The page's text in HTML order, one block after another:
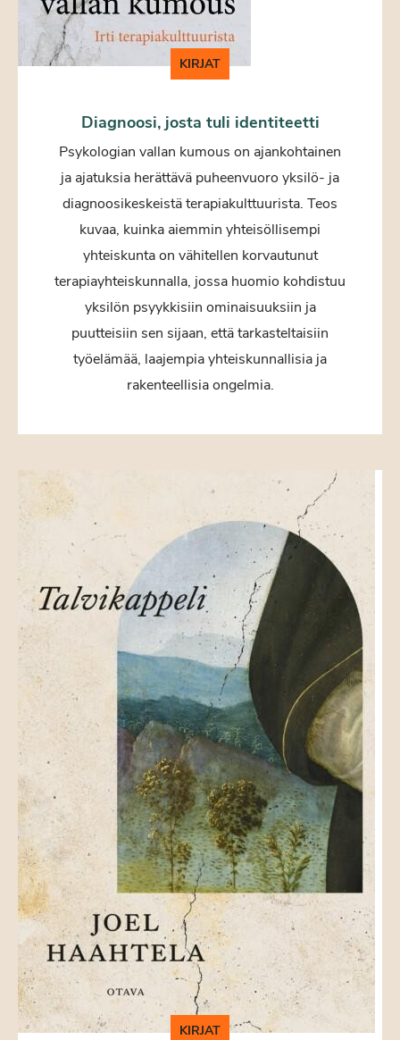
KIRJAT
Diagnoosi, josta tuli identiteetti
Psykologian vallan kumous on ajankohtainen
ja ajatuksia herättävä puheenvuoro yksilö- ja
diagnoosikeskeistä terapiakulttuurista. Teos
kuvaa, kuinka aiemmin yhteisöllisempi
yhteiskunta on vähitellen korvautunut
terapiayhteiskunnalla, jossa huomio kohdistuu
yksilön psyykkisiin ominaisuuksiin ja
puutteisiin sen sijaan, että tarkasteltaisiin
työelämää, laajempia yhteiskunnallisia ja
rakenteellisia ongelmia.
KIRJAT